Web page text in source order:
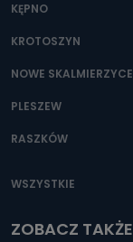
KĘPNO
KROTOSZYN
NOWE SKALMIERZYCE
PLESZEW
RASZKÓW
WSZYSTKIE
ZOBACZ TAKŻE